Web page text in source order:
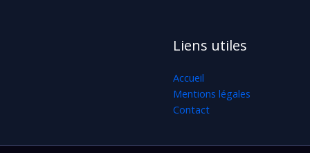
Liens utiles
Accueil
Mentions légales
Contact